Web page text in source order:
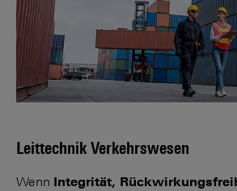
Leittechnik Verkehrswesen
Wenn Integrität,